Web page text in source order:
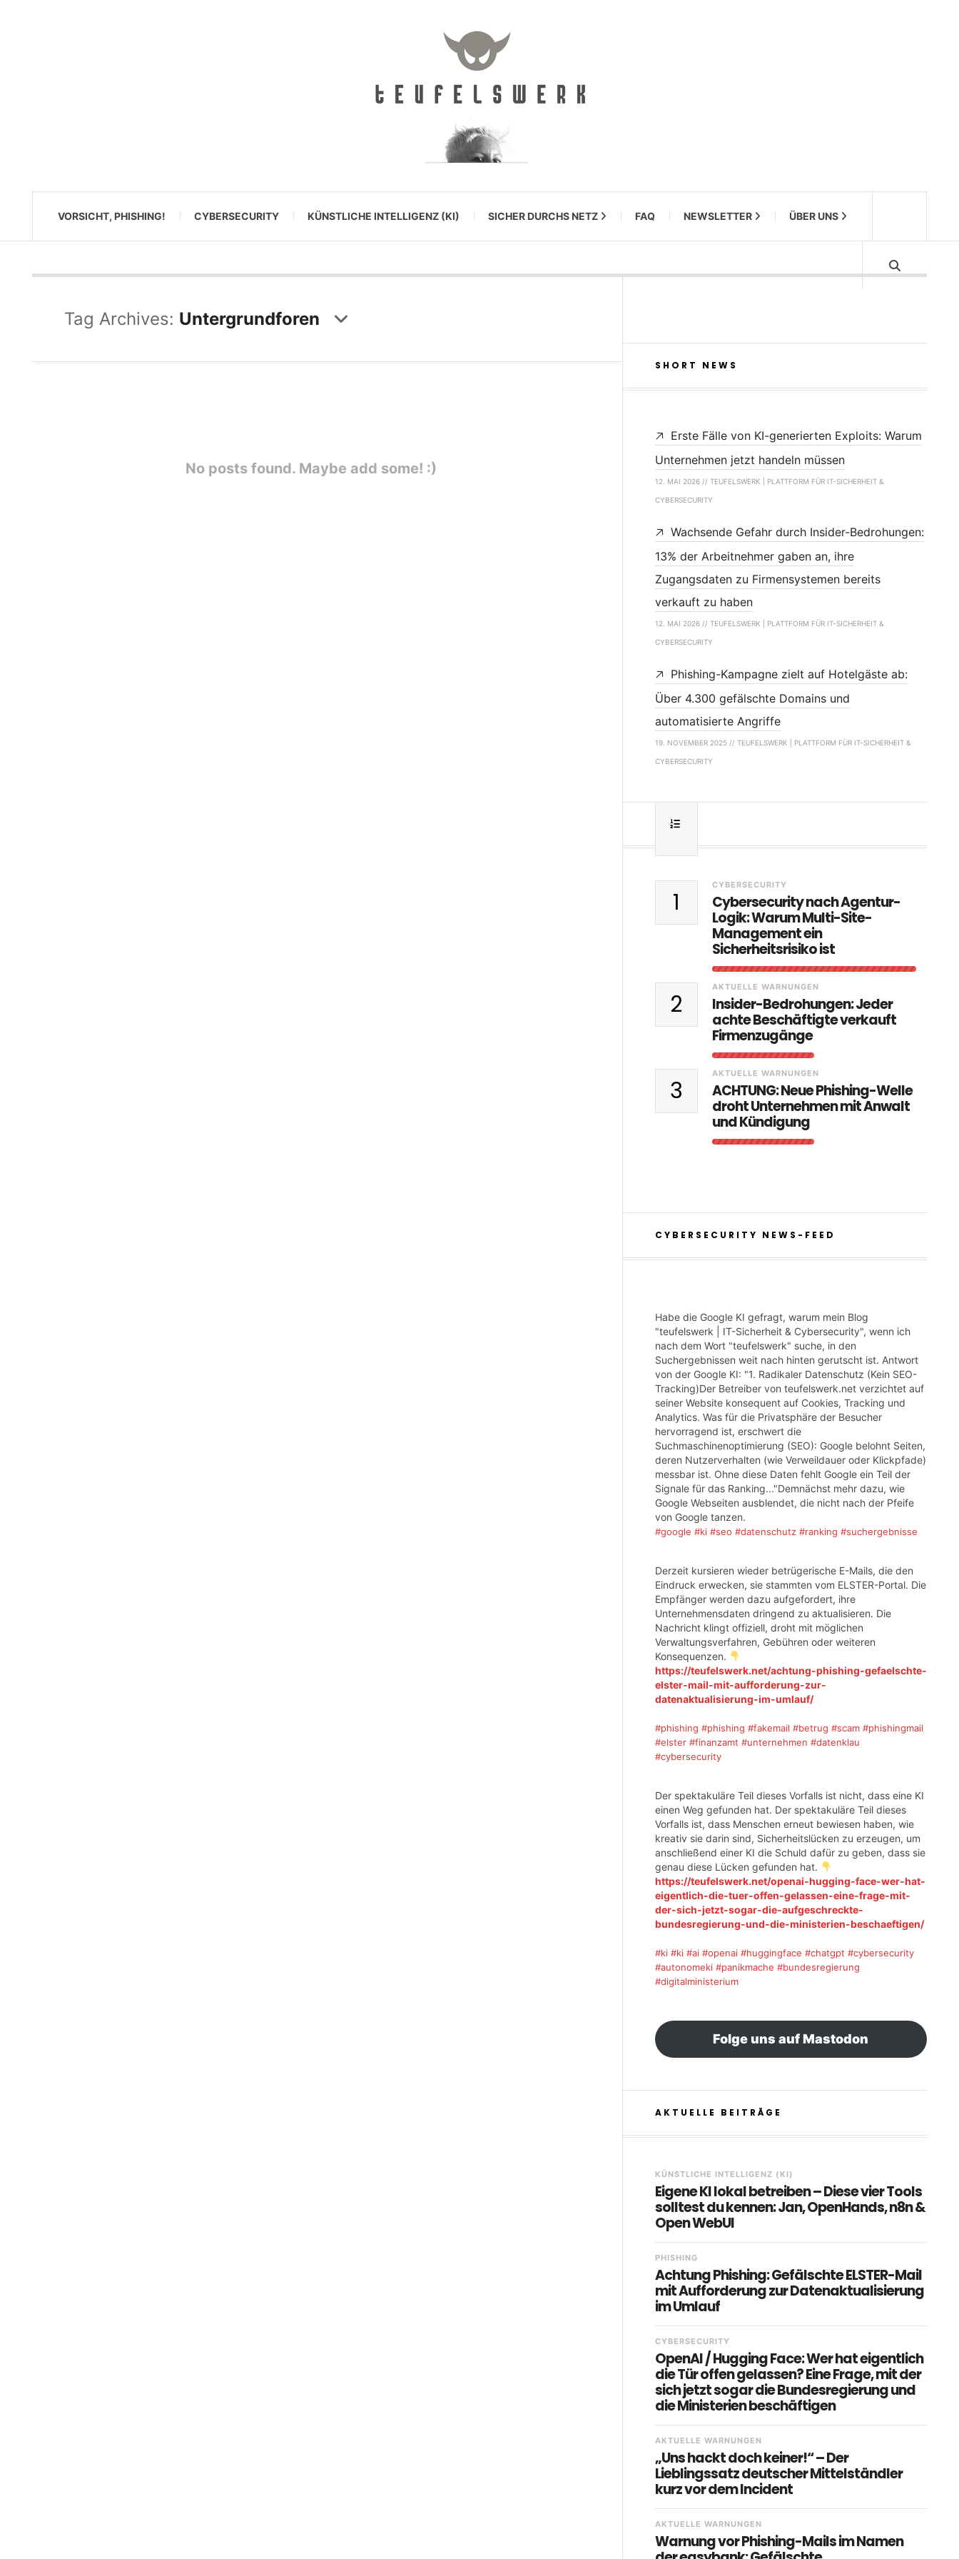
VORSICHT, PHISHING! CYBERSECURITY KÜNSTLICHE INTELLIGENZ (KI) SICHER DURCHS NETZ FAQ NEWSLETTER ÜBER UNS
Tag Archives: Untergrundforen
No posts found. Maybe add some! :)
SHORT NEWS
Erste Fälle von KI-generierten Exploits: Warum
Unternehmen jetzt handeln müssen
12. MAI 2026 // TEUFELSWERK | PLATTFORM FÜR IT-SICHERHEIT &
CYBERSECURITY
Wachsende Gefahr durch Insider-Bedrohungen:
13% der Arbeitnehmer gaben an, ihre
Zugangsdaten zu Firmensystemen bereits
verkauft zu haben
12. MAI 2026 // TEUFELSWERK | PLATTFORM FÜR IT-SICHERHEIT &
CYBERSECURITY
Phishing-Kampagne zielt auf Hotelgäste ab:
Über 4.300 gefälschte Domains und
automatisierte Angriffe
19. NOVEMBER 2025 // TEUFELSWERK | PLATTFORM FÜR IT-SICHERHEIT &
CYBERSECURITY
1
CYBERSECURITY
Cybersecurity nach Agentur-
Logik: Warum Multi-Site-
Management ein
Sicherheitsrisiko ist
2
AKTUELLE WARNUNGEN
Insider-Bedrohungen: Jeder
achte Beschäftigte verkauft
Firmenzugänge
3
AKTUELLE WARNUNGEN
ACHTUNG: Neue Phishing-Welle
droht Unternehmen mit Anwalt
und Kündigung
CYBERSECURITY NEWS-FEED
Habe die Google KI gefragt, warum mein Blog
"teufelswerk | IT-Sicherheit & Cybersecurity", wenn ich
nach dem Wort "teufelswerk" suche, in den
Suchergebnissen weit nach hinten gerutscht ist. Antwort
von der Google KI: "1. Radikaler Datenschutz (Kein SEO-
Tracking)Der Betreiber von teufelswerk.net verzichtet auf
seiner Website konsequent auf Cookies, Tracking und
Analytics. Was für die Privatsphäre der Besucher
hervorragend ist, erschwert die
Suchmaschinenoptimierung (SEO): Google belohnt Seiten,
deren Nutzerverhalten (wie Verweildauer oder Klickpfade)
messbar ist. Ohne diese Daten fehlt Google ein Teil der
Signale für das Ranking..."Demnächst mehr dazu, wie
Google Webseiten ausblendet, die nicht nach der Pfeife
von Google tanzen.
#google #ki #seo #datenschutz #ranking #suchergebnisse
Derzeit kursieren wieder betrügerische E-Mails, die den
Eindruck erwecken, sie stammten vom ELSTER-Portal. Die
Empfänger werden dazu aufgefordert, ihre
Unternehmensdaten dringend zu aktualisieren. Die
Nachricht klingt offiziell, droht mit möglichen
Verwaltungsverfahren, Gebühren oder weiteren
Konsequenzen.
https://teufelswerk.net/achtung-phishing-gefaelschte-
elster-mail-mit-aufforderung-zur-
datenaktualisierung-im-umlauf/
#phishing #phishing #fakemail #betrug #scam #phishingmail
#elster #finanzamt #unternehmen #datenklau
#cybersecurity
Der spektakuläre Teil dieses Vorfalls ist nicht, dass eine KI
einen Weg gefunden hat. Der spektakuläre Teil dieses
Vorfalls ist, dass Menschen erneut bewiesen haben, wie
kreativ sie darin sind, Sicherheitslücken zu erzeugen, um
anschließend einer KI die Schuld dafür zu geben, dass sie
genau diese Lücken gefunden hat.
https://teufelswerk.net/openai-hugging-face-wer-hat-
eigentlich-die-tuer-offen-gelassen-eine-frage-mit-
der-sich-jetzt-sogar-die-aufgeschreckte-
bundesregierung-und-die-ministerien-beschaeftigen/
#ki #ki #ai #openai #huggingface #chatgpt #cybersecurity
#autonomeki #panikmache #bundesregierung
#digitalministerium
Folge uns auf Mastodon
AKTUELLE BEITRÄGE
KÜNSTLICHE INTELLIGENZ (KI)
Eigene KI lokal betreiben – Diese vier Tools
solltest du kennen: Jan, OpenHands, n8n &
Open WebUI
PHISHING
Achtung Phishing: Gefälschte ELSTER-Mail
mit Aufforderung zur Datenaktualisierung
im Umlauf
CYBERSECURITY
OpenAI / Hugging Face: Wer hat eigentlich
die Tür offen gelassen? Eine Frage, mit der
sich jetzt sogar die Bundesregierung und
die Ministerien beschäftigen
AKTUELLE WARNUNGEN
„Uns hackt doch keiner!“ – Der
Lieblingssatz deutscher Mittelständler
kurz vor dem Incident
AKTUELLE WARNUNGEN
Warnung vor Phishing-Mails im Namen